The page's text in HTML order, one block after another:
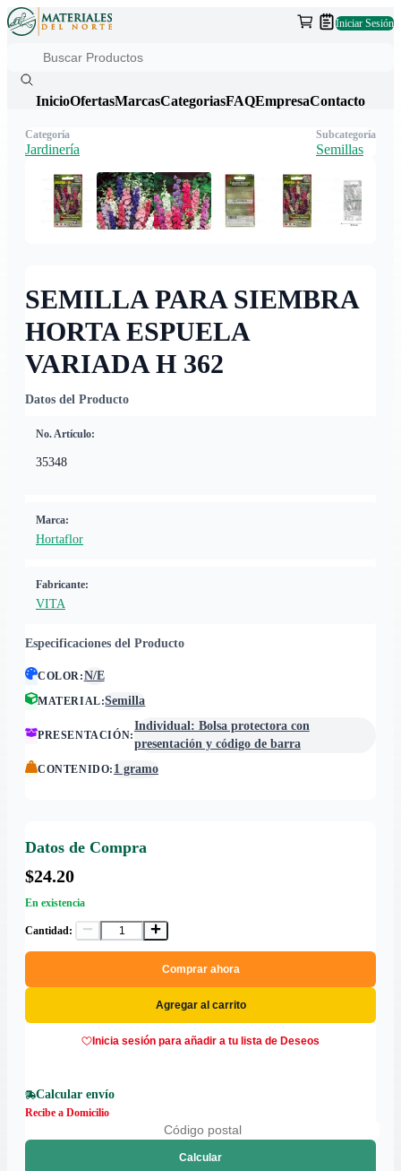
Iniciar Sesión
InicioOfertasMarcasCategoriasFAQEmpresaContacto
SEMILLA PARA SIEMBRA
HORTA ESPUELA
VARIADA H 362
Datos del Producto
No. Artículo:
35348
Marca:
Hortaflor
Fabricante:
VITA
Especificaciones del Producto
COLOR:N/E
MATERIAL:Semilla
PRESENTACIÓN:
Individual: Bolsa protectora con
presentación y código de barra
CONTENIDO: 1 gramo
Datos de Compra
$24.20
En existencia
Cantidad:
Comprar ahora
Agregar al carrito
Inicia sesión para añadir a tu lista de Deseos
Calcular envío
Recibe a Domicilio
Calcular
Categoría
Jardinería
Subcategoría
Semillas